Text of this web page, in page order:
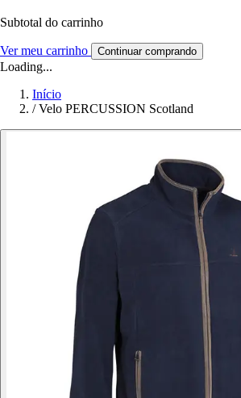
Subtotal do carrinho
Ver meu carrinho Continuar comprando
Loading...
Início
/ Velo PERCUSSION Scotland